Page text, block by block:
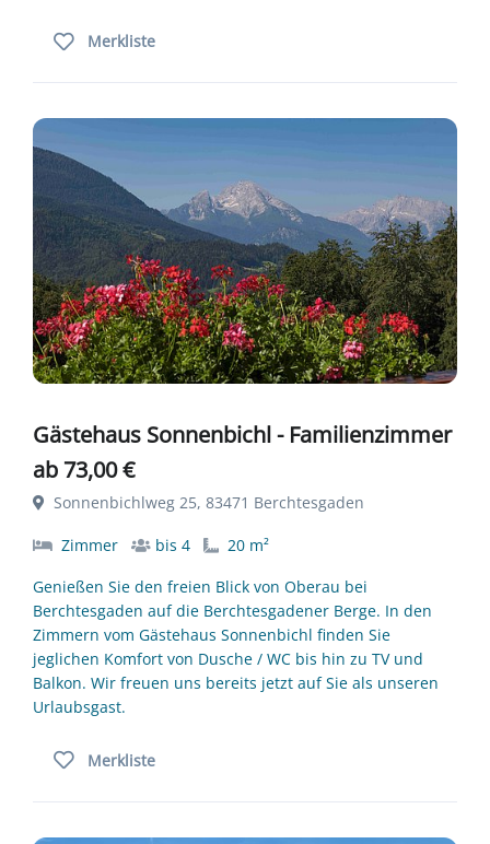
Merkliste
Gästehaus Sonnenbichl - Familienzimmer
ab 73,00 €
Sonnenbichlweg 25, 83471 Berchtesgaden
Zimmer bis 4
20 m²
Genießen Sie den freien Blick von Oberau bei
Berchtesgaden auf die Berchtesgadener Berge. In den
Zimmern vom Gästehaus Sonnenbichl finden Sie
jeglichen Komfort von Dusche / WC bis hin zu TV und
Balkon. Wir freuen uns bereits jetzt auf Sie als unseren
Urlaubsgast.
Merkliste